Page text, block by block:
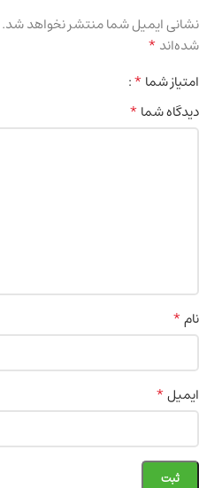
نشانی ایمیل شما منتشر نخواهد شد.
شده‌اند*
امتیاز شما*
دیدگاه شما*
نام*
ایمیل*